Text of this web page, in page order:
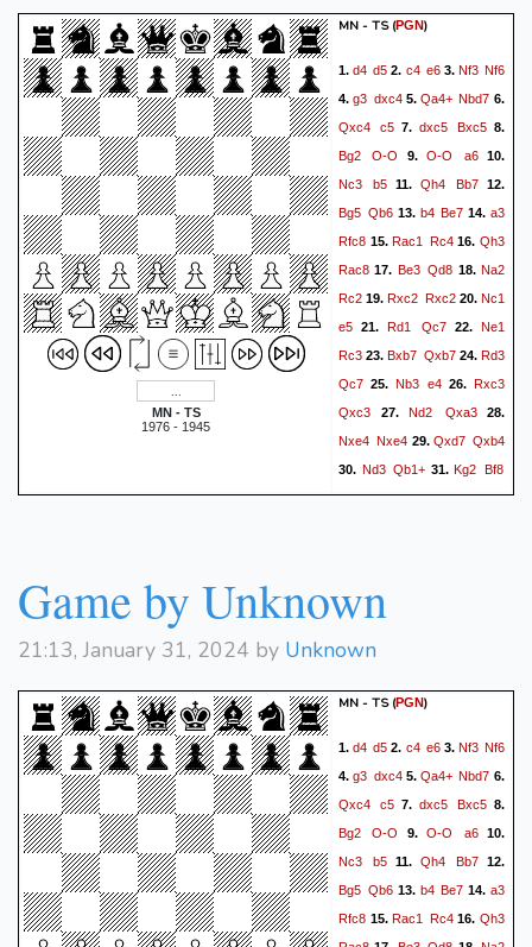
MN - TS
1976 - 1945
MN - TS(PGN)
1.d4 d5 2. c4 e63. Nf3 Nf6
4.g3 dxc45.Qa4+ Nbd7 6.
Qxc4
c5 7. dxc5 Bxc5 8.
Bg2
O-O 9.O-O a610.
Nc3
b5 11. Qh4 Bb7 12.
Bg5 Qb613. b4 Be7 14.a3
Rfc8 15.Rac1 Rc416.Qh3
Rac8 17. Be3 Qd8 18.Na2
Rc2 19.Rxc2 Rxc220.Nc1
e5 21. Rd1 Qc7 22. Ne1
Rc3 23.Bxb7 Qxb724.Rd3
Qc7 25. Nb3 e4 26.Rxc3
Qxc3 27. Nd2 Qxa328.
Nxe4 Nxe429.Qxd7 Qxb4
30. Nd3 Qb1+ 31. Kg2 Bf8
32.Qc6 Nf633.Qxa6 Qb3
Game by Unknown
21:13, January 31, 2024 by Unknown
MN - TS(PGN)
1.d4 d5 2. c4 e63. Nf3 Nf6
4.g3 dxc45.Qa4+ Nbd7 6.
Qxc4
c5 7. dxc5 Bxc5 8.
Bg2
O-O 9.O-O a610.
Nc3
b5 11. Qh4 Bb7 12.
Bg5 Qb613. b4 Be7 14.a3
Rfc8 15.Rac1 Rc416.Qh3